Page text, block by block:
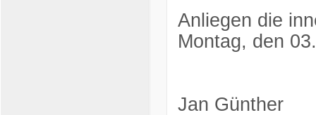
Anliegen die
Montag, den
Jan Günther